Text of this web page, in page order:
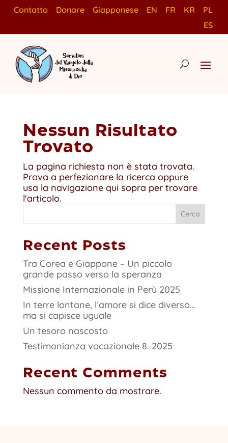
Contatto Donare Giapponese EN FR KR
PL
ES
Nessun Risultato
Trovato
La pagina richiesta non è stata trovata.
Prova a perfezionare la ricerca oppure
usa la navigazione qui sopra per trovare
l'articolo.
Cerca
Recent Posts
Tra Corea e Giappone – Un piccolo
grande passo verso la speranza
Missione Internazionale in Perù 2025
In terre lontane, l’amore si dice diverso…
ma si capisce uguale
Un tesoro nascosto
Testimonianza vocazionale 8. 2025
Recent Comments
Nessun commento da mostrare.